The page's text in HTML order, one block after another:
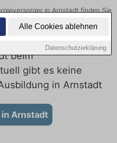
Alle Cookies ablehnen
Datenschutzerklärung
in Arnstadt finden Sie
Sie freie Optionen von Top-
sich noch heute.
beim
gibt es keine
in Arnstadt
Arnstadt